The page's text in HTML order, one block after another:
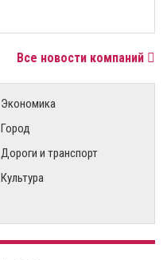
Все новости компаний
Экономика
Город
Дороги и транспорт
Культура